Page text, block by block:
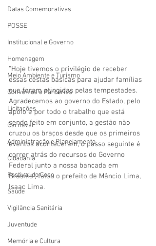
Datas Comemorativas
POSSE
Institucional e Governo
Homenagem
Meio Ambiente e Turismo
Convênios e Parcerias
Licitações
Carnaval
Administração e Planejamento
Cidadania
Festival do Coco
Saúde
Vigilãncia Sanitária
Juventude
Memória e Cultura
“Hoje tivemos o privilégio de receber
essas cestas básicas para ajudar famílias
que foram atingidas pelas tempestades.
Agradecemos ao governo do Estado, pelo
apoio e por todo o trabalho que está
sendo feito em conjunto, a gestão não
cruzou os braços desde que os primeiros
eventos aconteceram, o passo seguinte é
correr atrás do recursos do Governo
Federal junto a nossa bancada em
Brasília”, falou o prefeito de Mâncio Lima,
Isaac Lima.